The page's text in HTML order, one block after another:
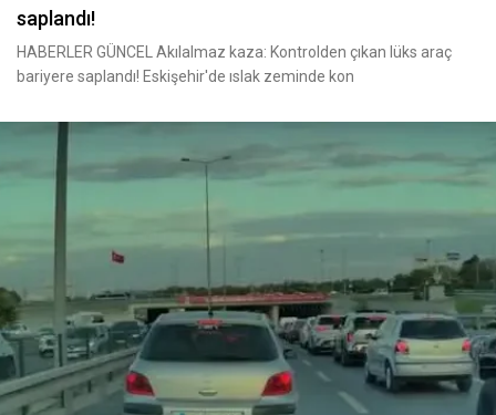
saplandı!
HABERLER GÜNCEL Akılalmaz kaza: Kontrolden çıkan lüks araç
bariyere saplandı! Eskişehir'de ıslak zeminde kon